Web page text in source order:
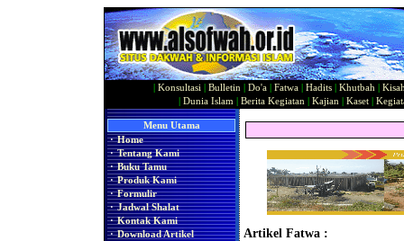
Konsultasi Bulletin Do'a Fatwa Hadits Khutbah
Dunia Islam Berita Kegiatan Kajian Kaset|
Menu Utama
· Home
· Tentang Kami
· Buku Tamu
· Produk Kami
· Formulir
· Jadwal Shalat
· Kontak Kami
· Download Artikel
Artikel Fatwa :